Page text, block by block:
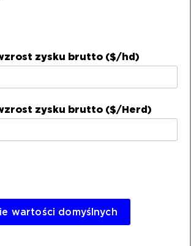
zysku brutto ($/hd)
zysku brutto ($/Herd)
wartości domyślnych